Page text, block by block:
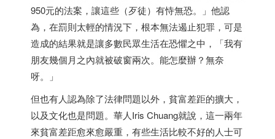
950元的法案，讓這些（歹徒）有恃無恐。」他認
為，在罰則太輕的情況下，根本無法遏止犯罪，可是
造成的結果就是讓多數民眾生活在恐懼之中，「我有
朋友幾個月之內就被破窗兩次。能怎麼辦？無奈
呀。」
但也有人認為除了法律問題以外，貧富差距的擴大，
以及文化也是問題。華人Iris Chuang就說，這一兩年
來貧富差距愈來愈嚴重，有些生活比較不好的人士可